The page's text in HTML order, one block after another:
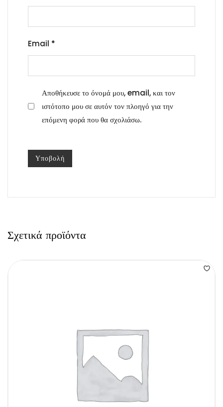
Email *
Αποθήκευσε το όνομά μου, email, και τον
ιστότοπο μου σε αυτόν τον πλοηγό για την
επόμενη φορά που θα σχολιάσω.
Σχετικά προϊόντα